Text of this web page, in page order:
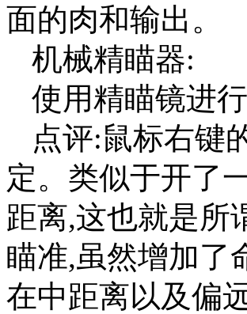
面的肉和输出。
机械精瞄器:
使用精瞄镜进
点评:鼠标右键
定。类似于开了
距离,这也就是所
瞄准,虽然增加了
在中距离以及偏